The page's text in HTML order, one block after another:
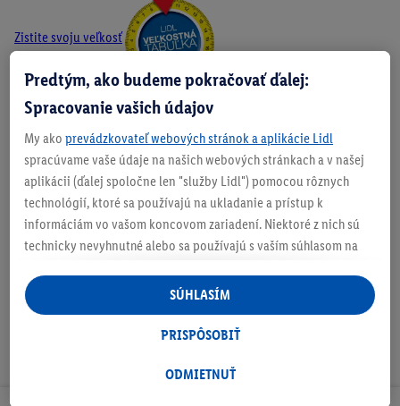
Zistite svoju veľkosť
O produkte
Podrobnosti o bezpečnosti produktu
Predtým, ako budeme pokračovať ďalej:
Spracovanie vašich údajov
My ako prevádzkovateľ webových stránok a aplikácie Lidl
spracúvame vaše údaje na našich webových stránkach a v našej
aplikácii (ďalej spoločne len "služby Lidl") pomocou rôznych
technológií, ktoré sa používajú na ukladanie a prístup k
informáciám vo vašom koncovom zariadení. Niektoré z nich sú
technicky nevyhnutné alebo sa používajú s vaším súhlasom na
personalizovanú reklamu v rámci služieb Lidl aj mimo nich. Ak
ste účastníkom programu Lidl Plus, na tieto účely sa spracúvajú
aj údaje z vášho nákupného správania v obchode.
následne si vytvoríte účet Lidl Plus alebo sa prihlásite do svojho
ODMIETNUŤ
PRISPÔSOBIŤ
SÚHLASÍM